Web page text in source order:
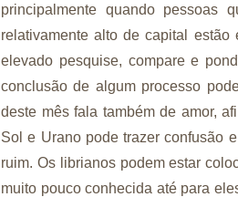
principalmente quando pessoas
relativamente alto de capital
elevado pesquise, compare e
conclusão de algum processo
deste mês fala também de amor,
Sol e Urano pode trazer confusão
ruim. Os librianos podem estar
muito pouco conhecida até para